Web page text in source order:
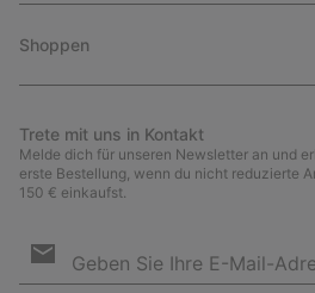
Shoppen
Trete mit uns in Kontakt
Melde dich für unseren Newsletter an und
erste Bestellung, wenn du nicht reduzierte
150 € einkaufst.
Anmeldung